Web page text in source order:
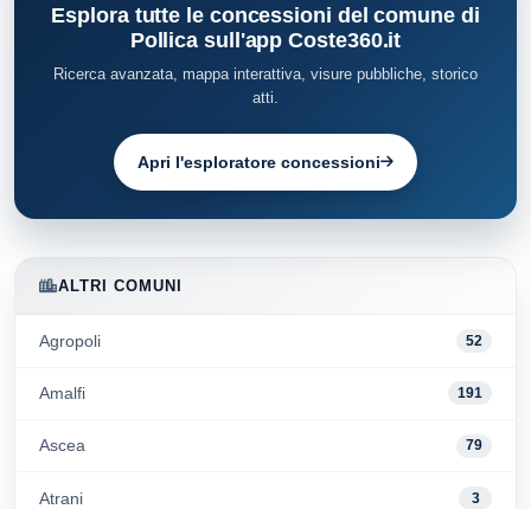
ALTRI COMUNI
Agropoli 52
Amalfi 191
Ascea 79
Atrani 3
Esplora tutte le concessioni del comune di
Pollica sull'app Coste360.it
Ricerca avanzata, mappa interattiva, visure pubbliche, storico
atti.
Apri l'esploratore concessioni